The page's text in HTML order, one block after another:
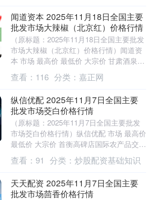
闻道资本 2025年11月18日全国主要
批发市场大辣椒（北京红）价格行情
（原标题：2025年11月18日全国主要批发
市场大辣椒（北京红）价格行情）闻道资
本 市场 最高价 最低价 大宗价 甘肃酒泉春
光农产品市场有限责任公司 7.00 ....
查看： 116 分类： 嘉正网
纵信优配 2025年11月7日全国主要
批发市场茭白价格行情
（原标题：2025年11月7日全国主要批发
市场茭白价格行情）纵信优配 市场 最高价
最低价 大宗价 首衡高碑店国际农产品交易
中心 9.30 8.84 9.11 ....
查看： 91 分类： 炒股配资基础知识
天天配资 2025年11月7日全国主要
批发市场茴香价格行情